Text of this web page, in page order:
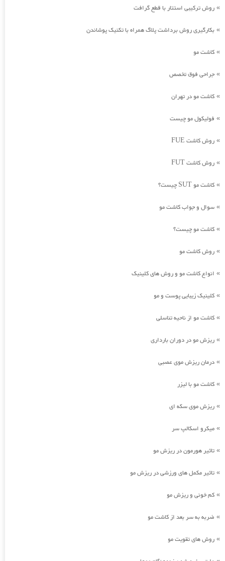
» روش ترکیبی استتار با قطع گرافت
» بکارگیری روش برداشت پلاگ همراه با تکنیک پوشاندن
» کاشت مو
» جراحی فوق تخصص
» کاشت مو در تهران
» فولیکول مو چیست
» روش کاشت FUE
» روش کاشت FUT
» کاشت مو SUT چیست؟
» سوال و جواب کاشت مو
» کاشت مو چیست؟
» روش کاشت مو
» انواع کاشت مو و روش های کلینیک
» کلینیک زیبایی پوست و مو
» کاشت مو از ناحیه تناسلی
» ریزش مو در دوران بارداری
» درمان ریزش موی عصبی
» کاشت مو با لیزر
» ریزش موی سکه ای
» میکرو اسکالپ سر
» تاثیر هورمون در ریزش مو
» تاثیر مکمل های ورزشی در ریزش مو
» کم خونی و ریزش مو
» ضربه به سر بعد از کاشت مو
» روش های تقویت مو